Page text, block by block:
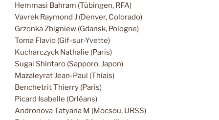
Hemmasi Bahram (Tübingen, RFA)
Vavrek Raymond J (Denver, Colorado)
Grzonka Zbigniew (Gdansk, Pologne)
Toma Flavio (Gif-sur-Yvette)
Kucharczyck Nathalie (Paris)
Sugai Shintaro (Sapporo, Japon)
Mazaleyrat Jean-Paul (Thiais)
Benchetrit Thierry (Paris)
Picard Isabelle (Orléans)
Andronova Tatyana M (Mocsou, URSS)